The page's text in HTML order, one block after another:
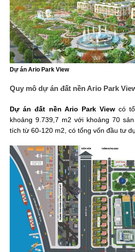
Dự án Ario Park View
Quy mô dự án đất nền Ario Park
Dự án đất nền Ario Park View có
khoảng 9.739,7 m2 với khoảng 70
tích từ 60-120 m2, có tổng vốn đầu tư